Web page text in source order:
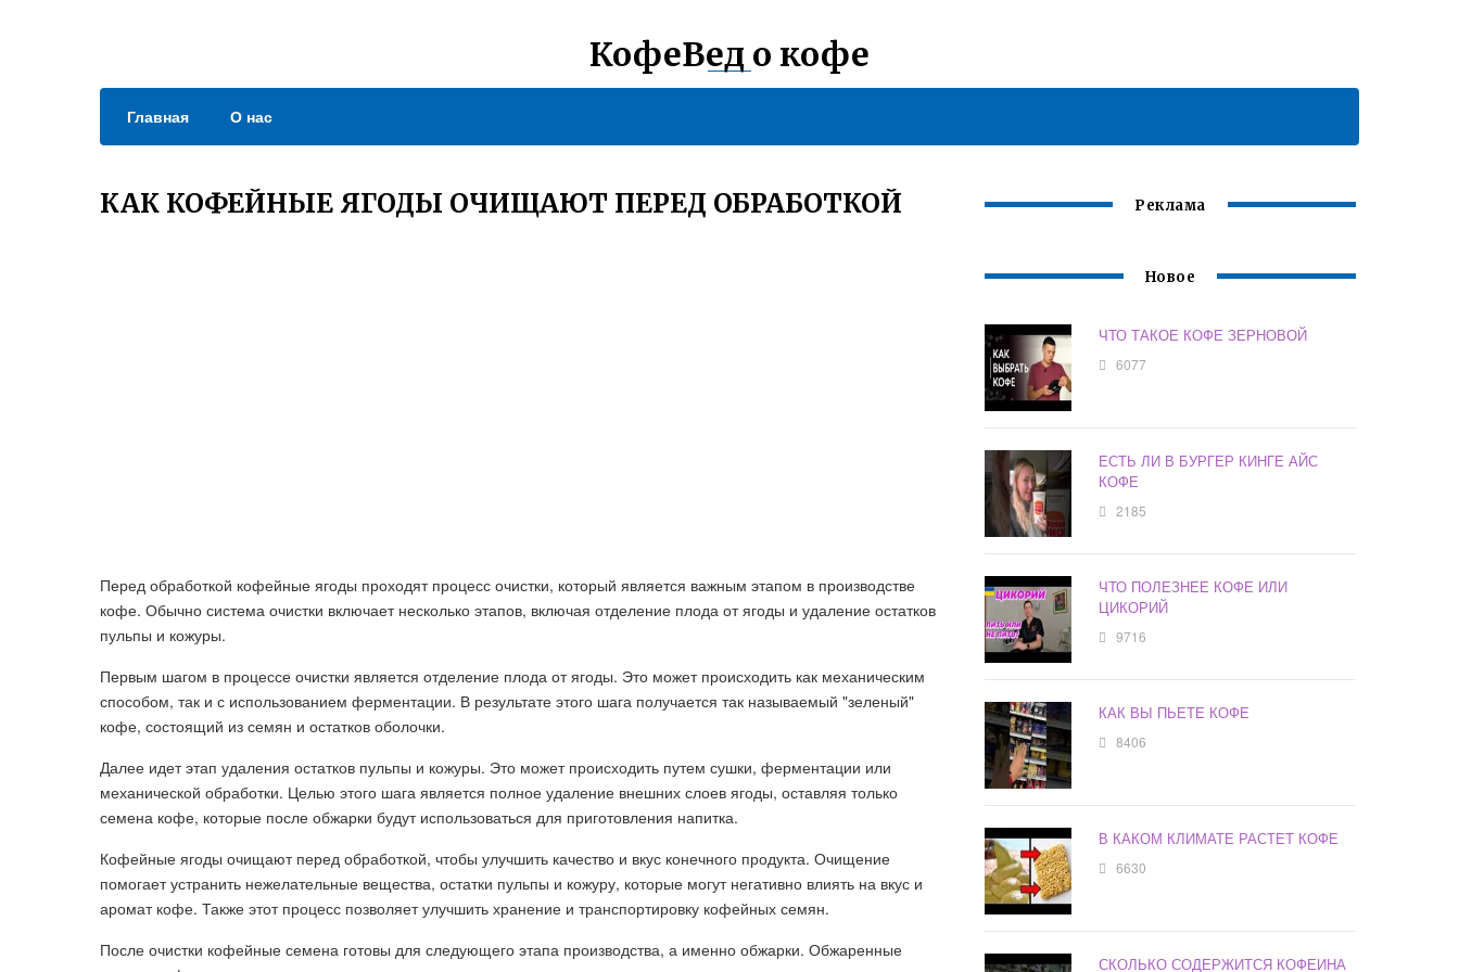
КофеВед о кофе
Главная О нас
КАК КОФЕЙНЫЕ ЯГОДЫ ОЧИЩАЮТ ПЕРЕД ОБРАБОТКОЙ
Перед обработкой кофейные ягоды проходят процесс очистки, который является важным этапом в производстве
кофе. Обычно система очистки включает несколько этапов, включая отделение плода от ягоды и удаление остатков
пульпы и кожуры.
Первым шагом в процессе очистки является отделение плода от ягоды. Это может происходить как механическим
способом, так и с использованием ферментации. В результате этого шага получается так называемый "зеленый"
кофе, состоящий из семян и остатков оболочки.
Далее идет этап удаления остатков пульпы и кожуры. Это может происходить путем сушки, ферментации или
механической обработки. Целью этого шага является полное удаление внешних слоев ягоды, оставляя только
семена кофе, которые после обжарки будут использоваться для приготовления напитка.
Кофейные ягоды очищают перед обработкой, чтобы улучшить качество и вкус конечного продукта. Очищение
помогает устранить нежелательные вещества, остатки пульпы и кожуру, которые могут негативно влиять на вкус и
аромат кофе. Также этот процесс позволяет улучшить хранение и транспортировку кофейных семян.
После очистки кофейные семена готовы для следующего этапа производства, а именно обжарки. Обжаренные
Реклама
Новое
ЧТО ТАКОЕ КОФЕ ЗЕРНОВОЙ
6077
ЕСТЬ ЛИ В БУРГЕР КИНГЕ АЙС
КОФЕ
2185
ЧТО ПОЛЕЗНЕЕ КОФЕ ИЛИ
ЦИКОРИЙ
9716
КАК ВЫ ПЬЕТЕ КОФЕ
8406
В КАКОМ КЛИМАТЕ РАСТЕТ КОФЕ
6630
СКОЛЬКО СОДЕРЖИТСЯ КОФЕИНА